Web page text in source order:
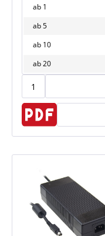
ab 1
ab5
ab 10
ab20